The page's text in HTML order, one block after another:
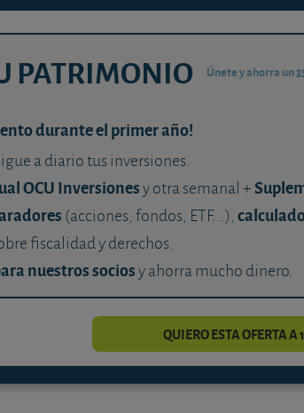
PATRIMONIO Únete y ahorra un
durante el primer año!
a diario tus inversiones.
OCU Inversionesy otra semanal +
(acciones, fondos, ETF...),
fiscalidad y derechos.
nuestros sociosy ahorra mucho dinero.
QUIERO ESTA OFERTA A